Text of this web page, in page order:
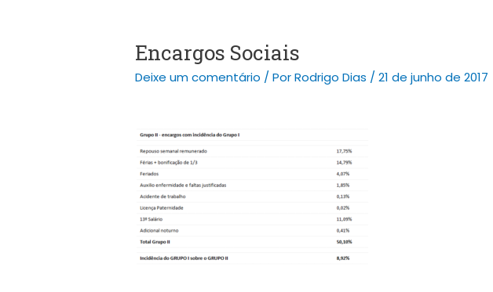
Encargos Sociais
Deixe um comentário / PorRodrigo Dias /21 de junho de 2017